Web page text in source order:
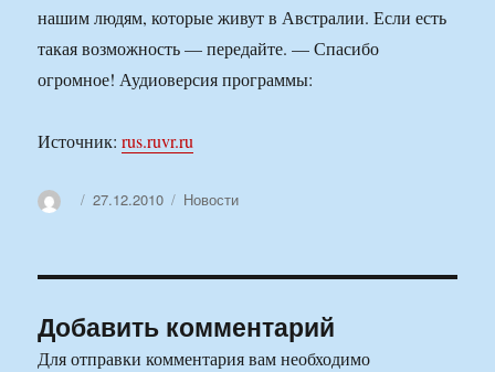
нашим людям, которые живут в Австралии. Если есть
такая возможность — передайте. — Спасибо
огромное! Аудиоверсия программы:
Источник:rus.ruvr.ru
АвторОпубликовано
27.12.2010 Рубрики
Новости
Добавить комментарий
Для отправки комментария вам необходимо